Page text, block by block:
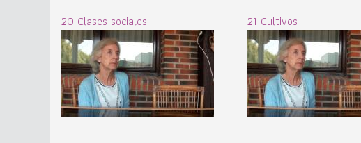
20 Clases sociales 21 Cultivos